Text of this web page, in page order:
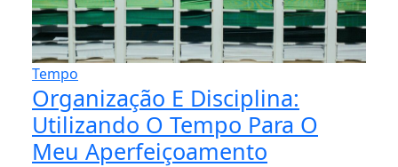
Tempo
Organização E Disciplina:
Utilizando O Tempo Para O
Meu Aperfeiçoamento